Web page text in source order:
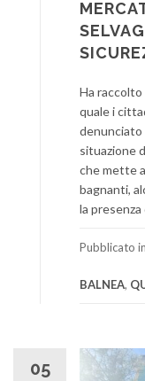
Ha
quale i
denunciato
situazione
che mette
bagnanti,
la
Pubblicato
BALNEA,
05